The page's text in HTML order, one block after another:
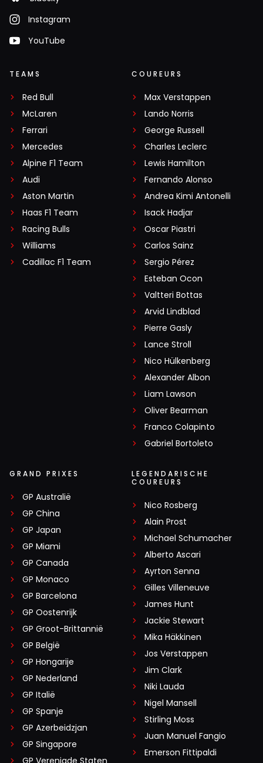
Instagram
YouTube
TEAMS
Red Bull
McLaren
Ferrari
Mercedes
Alpine F1 Team
Audi
Aston Martin
Haas F1 Team
Racing Bulls
Williams
Cadillac F1 Team
COUREURS
Max Verstappen
Lando Norris
George Russell
Charles Leclerc
Lewis Hamilton
Fernando Alonso
Andrea Kimi Antonelli
Isack Hadjar
Oscar Piastri
Carlos Sainz
Sergio Pérez
Esteban Ocon
Valtteri Bottas
Arvid Lindblad
Pierre Gasly
Lance Stroll
Nico Hülkenberg
Alexander Albon
Liam Lawson
Oliver Bearman
Franco Colapinto
Gabriel Bortoleto
GRAND PRIXES
GP Australië
GP China
GP Japan
GP Miami
GP Canada
GP Monaco
GP Barcelona
GP Oostenrijk
GP Groot-Brittannië
GP België
GP Hongarije
GP Nederland
GP Italië
GP Spanje
GP Azerbeidzjan
GP Singapore
GP Verenigde Staten
LEGENDARISCHE
COUREURS
Nico Rosberg
Alain Prost
Michael Schumacher
Alberto Ascari
Ayrton Senna
Gilles Villeneuve
James Hunt
Jackie Stewart
Mika Häkkinen
Jos Verstappen
Jim Clark
Niki Lauda
Nigel Mansell
Stirling Moss
Juan Manuel Fangio
Emerson Fittipaldi